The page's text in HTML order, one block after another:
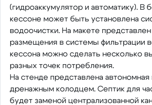
(гидроаккумулятор и автоматику). В
кессоне может быть установлена
водоочистки. На макете представлен
размещения в системы фильтрации
кессона можно сделать несколько
разных точек потребления.
На стенде представлена автономная
дренажным колодцем. Септик для
будет заменой централизованной